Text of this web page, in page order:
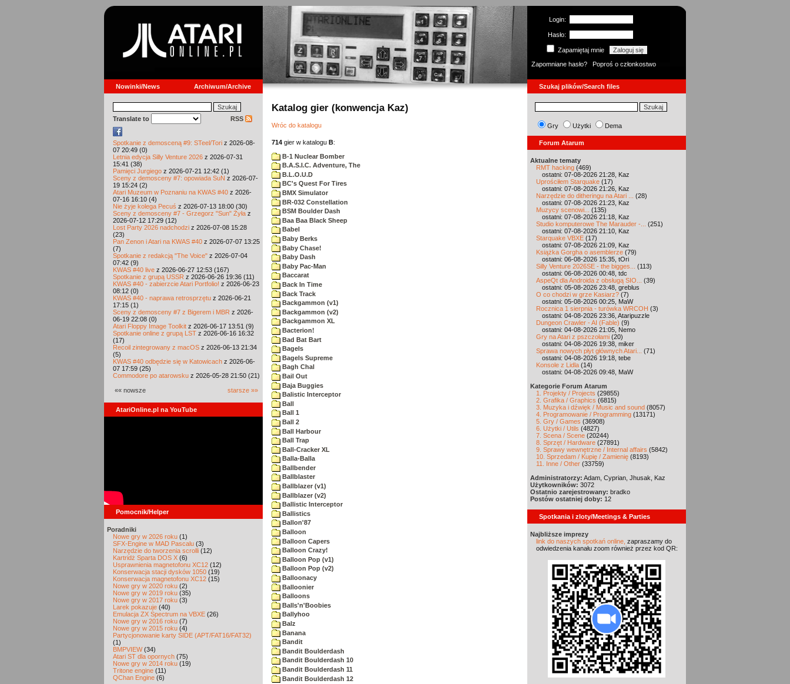
Login:
Hasło:
Zapamiętaj mnie
Zapomniane hasło?
Poproś o członkostwo
Nowinki/News Archiwum/Archive Szukaj plików/Search files
Translate to RSS
Spotkanie z demosceną #9: STeel/Tori z 2026-08-
07 20:49 (0)
Letnia edycja Silly Venture 2026 z 2026-07-31
15:41 (38)
Pamięci Jurgiego z 2026-07-21 12:42 (1)
Sceny z demosceny #7: opowiada SuN z 2026-07-
19 15:24 (2)
Atari Muzeum w Poznaniu na KWAS #40 z 2026-
07-16 16:10 (4)
Nie żyje kolega Pecuś z 2026-07-13 18:00 (30)
Sceny z demosceny #7 - Grzegorz "Sun" Żyła z
2026-07-12 17:29 (12)
Lost Party 2026 nadchodzi z 2026-07-08 15:28
(23)
Pan Zenon i Atari na KWAS #40 z 2026-07-07 13:25
(7)
Spotkanie z redakcją "The Voice" z 2026-07-04
07:42 (9)
KWAS #40 live z 2026-06-27 12:53 (167)
Spotkanie z grupą USSR z 2026-06-26 19:36 (11)
KWAS #40 - zabierzcie Atari Portfolio! z 2026-06-23
08:12 (0)
KWAS #40 - naprawa retrosprzętu z 2026-06-21
17:15 (1)
Sceny z demosceny #7 z Bigerem i MBR z 2026-
06-19 22:08 (0)
Atari Floppy Image Toolkit z 2026-06-17 13:51 (9)
Spotkanie online z grupą LST z 2026-06-16 16:32
(17)
Recoil zintegrowany z macOS z 2026-06-13 21:34
(5)
KWAS #40 odbędzie się w Katowicach z 2026-06-
07 17:59 (25)
Commodore po atarowsku z 2026-05-28 21:50 (21)
«« nowsze starsze »»
AtariOnline.pl na YouTube
Pomocnik/Helper
Poradniki
Nowe gry w 2026 roku (1)
SFX-Engine w MAD Pascalu (3)
Narzędzie do tworzenia scrolli (12)
Kartridż Sparta DOS X (6)
Usprawnienia magnetofonu XC12 (12)
Konserwacja stacji dysków 1050 (19)
Konserwacja magnetofonu XC12 (15)
Nowe gry w 2020 roku (2)
Nowe gry w 2019 roku (35)
Nowe gry w 2017 roku (3)
Larek pokazuje (40)
Emulacja ZX Spectrum na VBXE (26)
Nowe gry w 2016 roku (7)
Nowe gry w 2015 roku (4)
Partycjonowanie karty SIDE (APT/FAT16/FAT32)
(1)
BMPVIEW(34)
Atari ST dla opornych (75)
Nowe gry w 2014 roku (19)
Tritone engine (11)
QChan Engine (6)
Katalog gier (konwencja Kaz)
Wróc do katalogu
714 gier w katalogu B:
B-1 Nuclear Bomber
B.A.S.I.C. Adventure, The
B.L.O.U.D
BC's Quest For Tires
BMX Simulator
BR-032 Constellation
BSM Boulder Dash
Baa Baa Black Sheep
Babel
Baby Berks
Baby Chase!
Baby Dash
Baby Pac-Man
Baccarat
Back In Time
Back Track
Backgammon (v1)
Backgammon (v2)
Backgammon XL
Bacterion!
Bad Bat Bart
Bagels
Bagels Supreme
Bagh Chal
Bail Out
Baja Buggies
Balistic Interceptor
Ball
Ball 1
Ball 2
Ball Harbour
Ball Trap
Ball-Cracker XL
Balla-Balla
Ballbender
Ballblaster
Ballblazer (v1)
Ballblazer (v2)
Ballistic Interceptor
Ballistics
Ballon'87
Balloon
Balloon Capers
Balloon Crazy!
Balloon Pop (v1)
Balloon Pop (v2)
Balloonacy
Balloonier
Balloons
Balls'n'Boobies
Ballyhoo
Balz
Banana
Bandit
Bandit Boulderdash
Bandit Boulderdash 10
Bandit Boulderdash 11
Bandit Boulderdash 12
Gry Użytki Dema
Forum Atarum
Aktualne tematy
RMT hacking (469)
ostatni: 07-08-2026 21:28, Kaz
Uprościłem Starquake (17)
ostatni: 07-08-2026 21:26, Kaz
Narzędzie do ditheringu na Atari ...
(28)
ostatni: 07-08-2026 21:23, Kaz
Muzycy scenowi...
(135)
ostatni: 07-08-2026 21:18, Kaz
Studio komputerowe The Marauder -...
(251)
ostatni: 07-08-2026 21:10, Kaz
Starquake VBXE (17)
ostatni: 07-08-2026 21:09, Kaz
Książka Gorgha o asemblerze (79)
ostatni: 06-08-2026 15:35, tOri
Silly Venture 2026SE - the bigges...
(113)
ostatni: 06-08-2026 00:48, tdc
AspeQt dla Androida z obsługą SIO...
(39)
ostatni: 05-08-2026 23:48, greblus
O co chodzi w grze Kasiarz? (7)
ostatni: 05-08-2026 00:25, MaW
Rocznica 1 sierpnia - turówka WRCOH (3)
ostatni: 04-08-2026 23:36, Ataripuzzle
Dungeon Crawler - AI (Fable) (9)
ostatni: 04-08-2026 21:05, Nemo
Gry na Atari z pszczołami (20)
ostatni: 04-08-2026 19:38, miker
Sprawa nowych płyt głównych Atari...
(71)
ostatni: 04-08-2026 19:18, tebe
Konsole z Lidla (14)
ostatni: 04-08-2026 09:48, MaW
Kategorie Forum Atarum
1. Projekty / Projects (29855)
2. Grafika / Graphics (6815)
3. Muzyka i dźwięk / Music and sound (8057)
4. Programowanie / Programming (13171)
5. Gry / Games (36908)
6. Użytki / Utils (4827)
7. Scena / Scene (20244)
8. Sprzęt / Hardware (27891)
9. Sprawy wewnętrzne / Internal affairs (5842)
10. Sprzedam / Kupię / Zamienię (8193)
11. Inne / Other (33759)
Administratorzy: Adam, Cyprian, Jhusak, Kaz
Użytkowników: 3072
Ostatnio zarejestrowany: bradko
Postów ostatniej doby: 12
Spotkania i zloty/Meetings & Parties
Najbliższe imprezy
link do naszych spotkań online, zapraszamy do
odwiedzenia kanału zoom również przez kod QR: